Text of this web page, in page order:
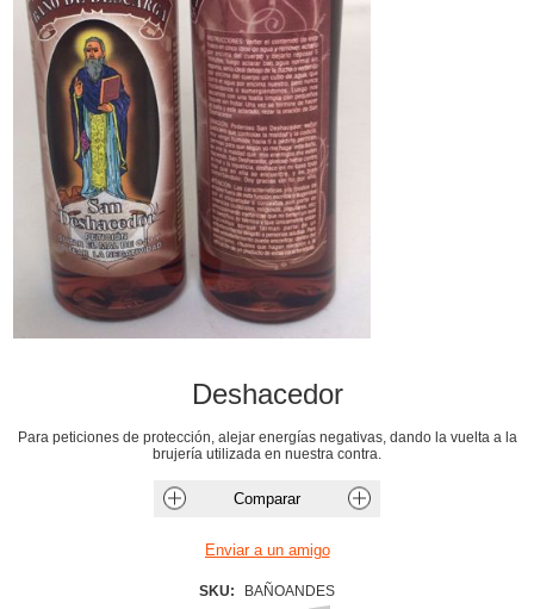
Deshacedor
Para peticiones de protección, alejar energías negativas, dando la vuelta a la
brujería utilizada en nuestra contra.
SKU: BAÑOANDES